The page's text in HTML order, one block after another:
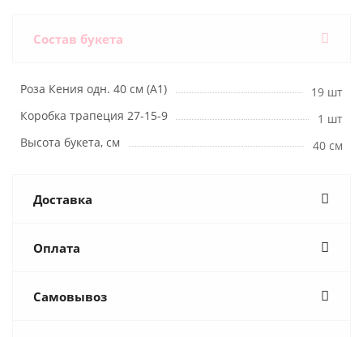
Состав букета
Роза Кения одн. 40 см (А1)
19 шт
Коробка трапеция 27-15-9
1 шт
Высота букета, см
40 см
Доставка
Оплата
Самовывоз